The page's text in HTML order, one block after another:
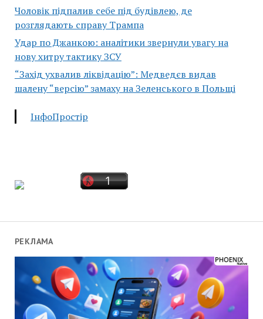
Чоловік підпалив себе під будівлею, де
розглядають справу Трампа
Удар по Джанкою: аналітики звернули увагу на
нову хитру тактику ЗСУ
“Захід ухвалив ліквідацію”: Медведєв видав
шалену “версію” замаху на Зеленського в Польщі
ІнфоПростір
РЕКЛАМА